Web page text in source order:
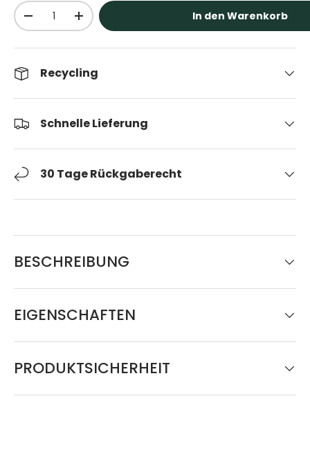
Anzahl
Menge verringernMenge erhöhen In den Warenkorb
Recycling
Schnelle Lieferung
30 Tage Rückgaberecht
BESCHREIBUNG
EIGENSCHAFTEN
PRODUKTSICHERHEIT